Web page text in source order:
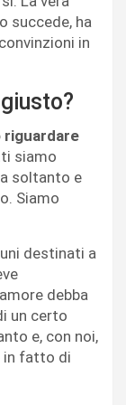
succede, ha
in
riguardare
siamo
soltanto e
Siamo
destinati a
debba
un certo
e, con noi,
in fatto di